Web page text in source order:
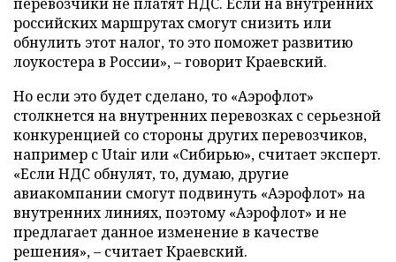
российских маршрутах смогут снизить или
обнулить этот налог, то это поможет развитию
лоукостера в России», – говорит Краевский.
Но если это будет сделано, то «Аэрофлот»
столкнется на внутренних перевозках с серьезной
конкуренцией со стороны других перевозчиков,
например с Utair или «Сибирью», считает эксперт.
«Если НДС обнулят, то, думаю, другие
авиакомпании смогут подвинуть «Аэрофлот» на
внутренних линиях, поэтому «Аэрофлот» и не
предлагает данное изменение в качестве
решения», – считает Краевский.